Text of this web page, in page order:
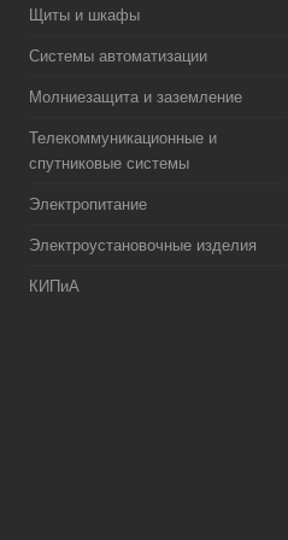
Щиты и шкафы
Системы автоматизации
Молниезащита и заземление
Телекоммуникационные и
спутниковые системы
Электропитание
Электроустановочные изделия
КИПиА